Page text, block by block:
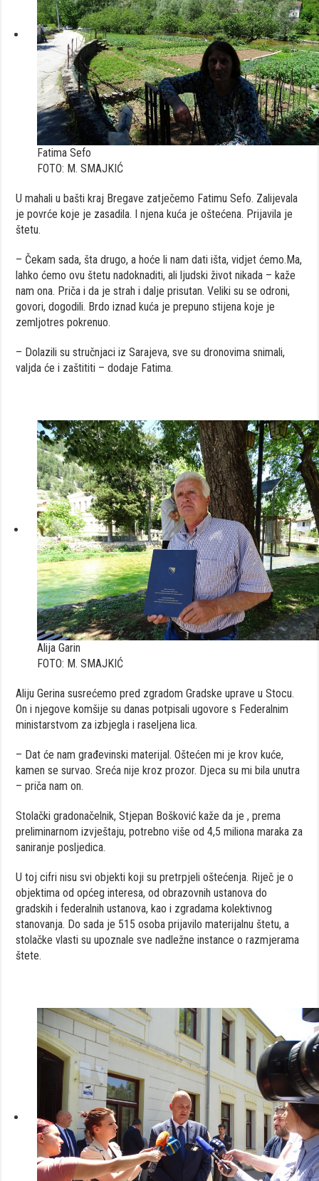
Fatima Sefo
FOTO: M. SMAJKIĆ
U mahali u bašti kraj Bregave zatječemo Fatimu Sefo. Zalijevala
je povrće koje je zasadila. I njena kuća je oštećena. Prijavila je
štetu.
– Čekam sada, šta drugo, a hoće li nam dati išta, vidjet ćemo.Ma,
lahko ćemo ovu štetu nadoknaditi, ali ljudski život nikada – kaže
nam ona. Priča i da je strah i dalje prisutan. Veliki su se odroni,
govori, dogodili. Brdo iznad kuća je prepuno stijena koje je
zemljotres pokrenuo.
– Dolazili su stručnjaci iz Sarajeva, sve su dronovima snimali,
valjda će i zaštititi – dodaje Fatima.
Alija Garin
FOTO: M. SMAJKIĆ
Aliju Gerina susrećemo pred zgradom Gradske uprave u Stocu.
On i njegove komšije su danas potpisali ugovore s Federalnim
ministarstvom za izbjegla i raseljena lica.
– Dat će nam građevinski materijal. Oštećen mi je krov kuće,
kamen se survao. Sreća nije kroz prozor. Djeca su mi bila unutra
– priča nam on.
Stolački gradonačelnik, Stjepan Bošković kaže da je , prema
preliminarnom izvještaju, potrebno više od 4,5 miliona maraka za
saniranje posljedica.
U toj cifri nisu svi objekti koji su pretrpjeli oštećenja. Riječ je o
objektima od općeg interesa, od obrazovnih ustanova do
gradskih i federalnih ustanova, kao i zgradama kolektivnog
stanovanja. Do sada je 515 osoba prijavilo materijalnu štetu, a
stolačke vlasti su upoznale sve nadležne instance o razmjerama
štete.